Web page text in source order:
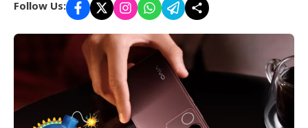
Follow Us: